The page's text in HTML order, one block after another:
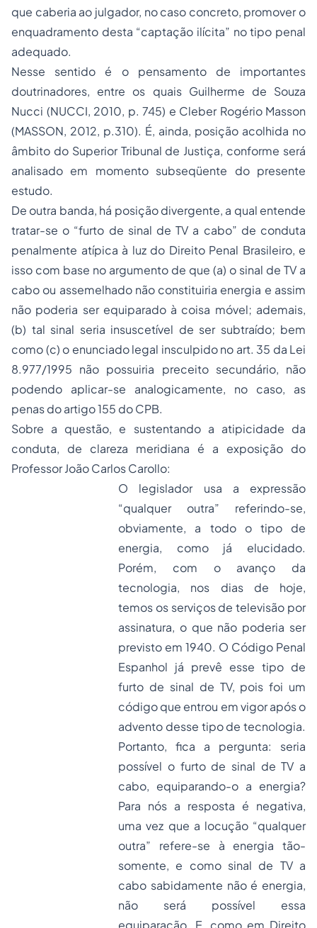
que caberia ao julgador, no caso concreto, promover o
enquadramento desta “captação ilícita” no tipo penal
adequado.
Nesse sentido é o pensamento de importantes
doutrinadores, entre os quais Guilherme de Souza
Nucci (NUCCI, 2010, p. 745) e Cleber Rogério Masson
(MASSON, 2012, p.310). É, ainda, posição acolhida no
âmbito do Superior Tribunal de Justiça, conforme será
analisado em momento subseqüente do presente
estudo.
De outra banda, há posição divergente, a qual entende
tratar-se o “furto de sinal de TV a cabo” de conduta
penalmente atípica à luz do Direito Penal Brasileiro, e
isso com base no argumento de que (a) o sinal de TV a
cabo ou assemelhado não constituiria energia e assim
não poderia ser equiparado à coisa móvel; ademais,
(b) tal sinal seria insuscetível de ser subtraído; bem
como (c) o enunciado legal insculpido no art. 35 da Lei
8.977/1995 não possuiria preceito secundário, não
podendo aplicar-se analogicamente, no caso, as
penasdo artigo 155 do CPB.
Sobre a questão, e sustentando a atipicidade da
conduta, de clareza meridiana é a exposição do
Professor João Carlos Carollo:
O legislador usa a expressão
“qualquer outra” referindo-se,
obviamente, a todo o tipo de
energia, como já elucidado.
Porém, com o avanço da
tecnologia, nos dias de hoje,
temos os serviços de televisão por
assinatura, o que não poderia ser
previsto em 1940. O Código Penal
Espanhol já prevê esse tipo de
furto de sinal de TV, pois foi um
código que entrou em vigor após o
advento desse tipo de tecnologia.
Portanto, fica a pergunta: seria
possível o furto de sinal de TV a
cabo, equiparando-o a energia?
Para nós a resposta é negativa,
uma vez que a locução “qualquer
outra” refere-se à energia tão-
somente, e como sinal de TV a
cabo sabidamente não é energia,
não será possível essa
equiparação. E, como em Direito